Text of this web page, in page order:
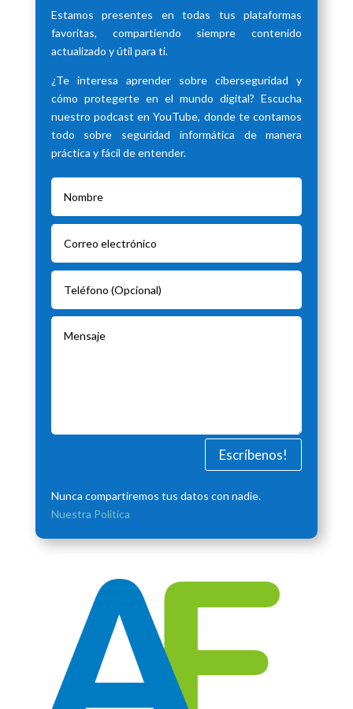
Estamos presentes en todas tus plataformas
favoritas, compartiendo siempre contenido
actualizado y útil para ti.
¿Te interesa aprender sobre ciberseguridad y
cómo protegerte en el mundo digital? Escucha
nuestro podcast en YouTube, donde te contamos
todo sobre seguridad informática de manera
práctica y fácil de entender.
Escríbenos!
Nunca compartiremos tus datos con nadie.
Nuestra Política